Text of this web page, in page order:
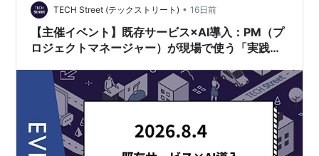
確認したい実務上の打ち手を整理する。 この記事の要点
IPA調査では、DXとAIの導入は広がる一方、成果は効率化
中心だった…
TECH Street (テックストリート) • 16日前
【主催イベント】既存サービス×AI導入：PM（プ
ロジェクトマネージャー）が現場で使う「実践的